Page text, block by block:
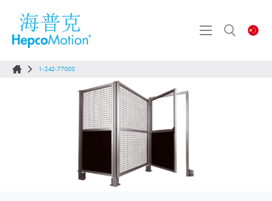
1-242-7700S